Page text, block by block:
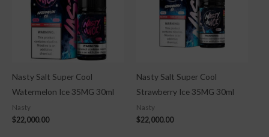
Nasty Salt Super Cool
Watermelon Ice 35MG 30ml
Nasty
$22,000.00
Nasty Salt Super Cool
Strawberry Ice 35MG 30ml
Nasty
$22,000.00